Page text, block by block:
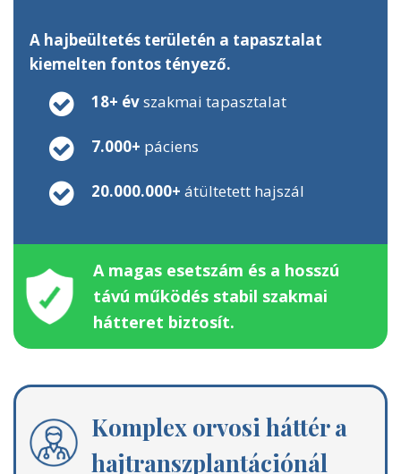
A hajbeültetés területén a tapasztalat
kiemelten fontos tényező.
18+ évszakmai tapasztalat
7.000+ páciens
20.000.000+ átültetett hajszál
A magas esetszám és a hosszú
távú működés stabil szakmai
hátteret biztosít.
Komplex orvosi háttér a
hajtranszplantációnál